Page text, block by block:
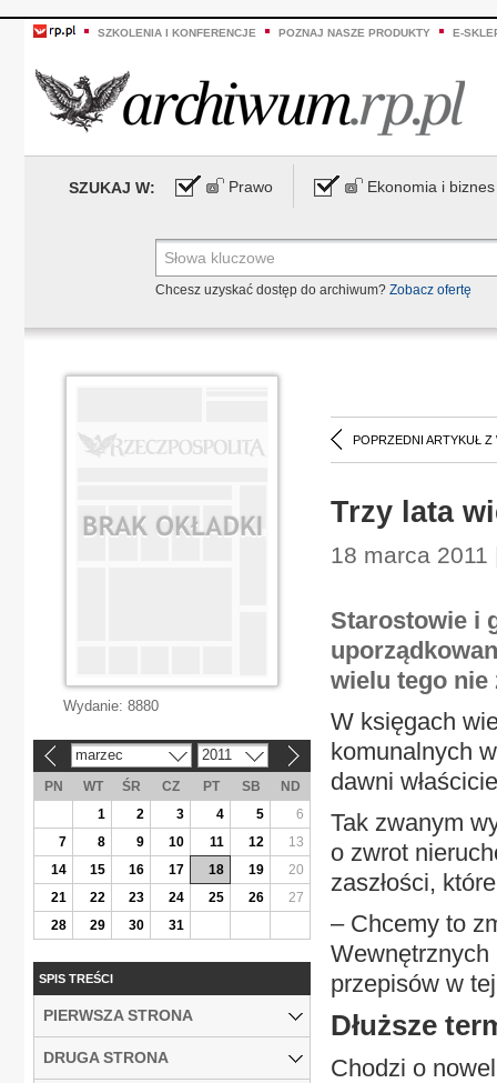
SZKOLENIA I KONFERENCJE POZNAJ NASZE PRODUKTY E-
SZUKAJ W: Prawo Ekonomia i biznes
Chcesz uzyskać dostęp do archiwum? Zobacz ofertę
POPRZEDNI ARTYKUŁ Z
Trzy lata
18 marca 2011
Starostowie i
wielu tego nie
W księgach
komunalnych
dawni
Tak zwanym
o zwrot
zaszłości,
– Chcemy to
Wewnętrznych
przepisów w
Dłuższe
Chodzi o
Wydanie: 8880
marzec 2011
PN WT ŚR CZ PT SB
ND
1
2 3 4 5
6
7
8 9 10 11 12
13
14
15 16 17 18 19
20
21
22 23 24 25 26
27
28
29 30 31
SPIS TREŚCI
PIERWSZA STRONA
DRUGA STRONA